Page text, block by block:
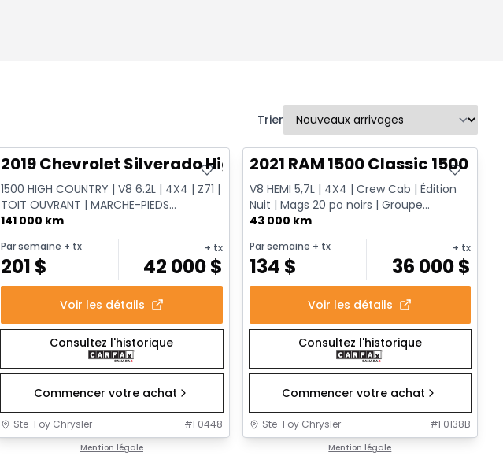
Trier
2019 Chevrolet Silverado High Country
1500 HIGH COUNTRY | V8 6.2L | 4X4 | Z71 |
TOIT OUVRANT | MARCHE-PIEDS
ÉLECTRIQUES | CUIR | NAVIGATIO...
141 000 km
Par semaine + tx
201 $
+ tx
42 000$
Voir les détails
Consultez l'historique
Commencer votre achat
Ste-Foy Chrysler #F0448
Mention légale
Très bonne offre
2021 RAM 1500 Classic 1500
V8 HEMI 5,7L | 4X4 | Crew Cab | Édition
Nuit | Mags 20 po noirs | Groupe
remorquage
43 000 km
Par semaine + tx
134 $
+ tx
36 000$
Voir les détails
Consultez l'historique
Commencer votre achat
Ste-Foy Chrysler #F0138B
Mention légale
Très bonne offre Très bonne offre